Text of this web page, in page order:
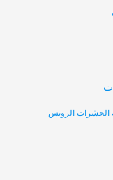
الحشرات الرويس